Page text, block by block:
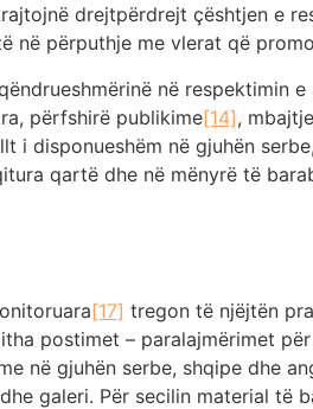
drejtpërdrejt çështjen e
në përputhje me vlerat që
në respektimin
përfshirë publikime[14],
disponueshëm në gjuhën
qartë dhe në mënyrë të
[17] tregon të njëjtën
postimet – paralajmërimet
në gjuhën serbe, shqipe dhe
galeri. Për secilin material të